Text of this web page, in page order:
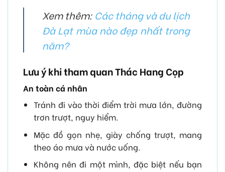
Xem thêm: Các tháng và du lịch
Đà Lạt mùa nào đẹp nhất trong
năm?
Lưu ý khi tham quan Thác Hang Cọp
An toàn cá nhân
Tránh đi vào thời điểm trời mưa lớn, đường
trơn trượt, nguy hiểm.
Mặc đồ gọn nhẹ, giày chống trượt, mang
theo áo mưa và nước uống.
Không nên đi một mình, đặc biệt nếu bạn